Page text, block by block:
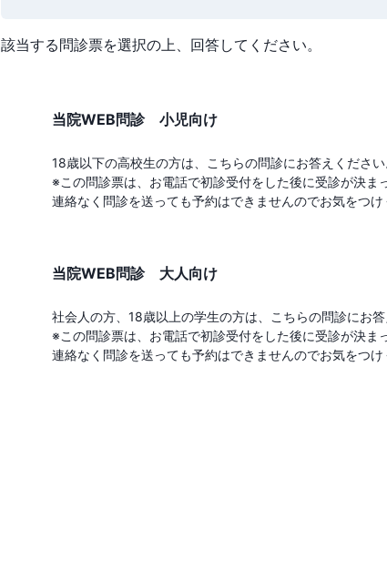
該当する問診票を選択の上、回答してください。
当院WEB問診 小児向け
18歳以下の高校生の方は、こちらの問診にお答えください
※この問診票は、お電話で初診受付をした後に受診が決ま
連絡なく問診を送っても予約はできませんのでお気をつけ
当院WEB問診 大人向け
社会人の方、18歳以上の学生の方は、こちらの問診にお答
※この問診票は、お電話で初診受付をした後に受診が決ま
連絡なく問診を送っても予約はできませんのでお気をつけ